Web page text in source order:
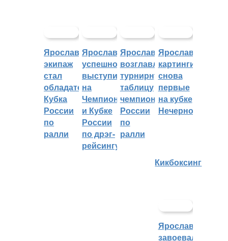
Ярославский
экипаж
стал
обладателем
Кубка
России
по
ралли
Ярославцы
успешно
выступили
на
Чемпионате
и Кубке
России
по дрэг-
рейсингу
Ярославцы
возглавляют
турнирную
таблицу
чемпионата
России
по
ралли
Ярославские
картингисты
снова
первые
на кубке
Нечерноземья
Кикбоксинг
Ярославцы
завоевали